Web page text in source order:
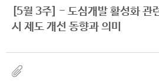
[5월 3주] - 도심개발 활성화 관
시 제도 개선 동향과 의미